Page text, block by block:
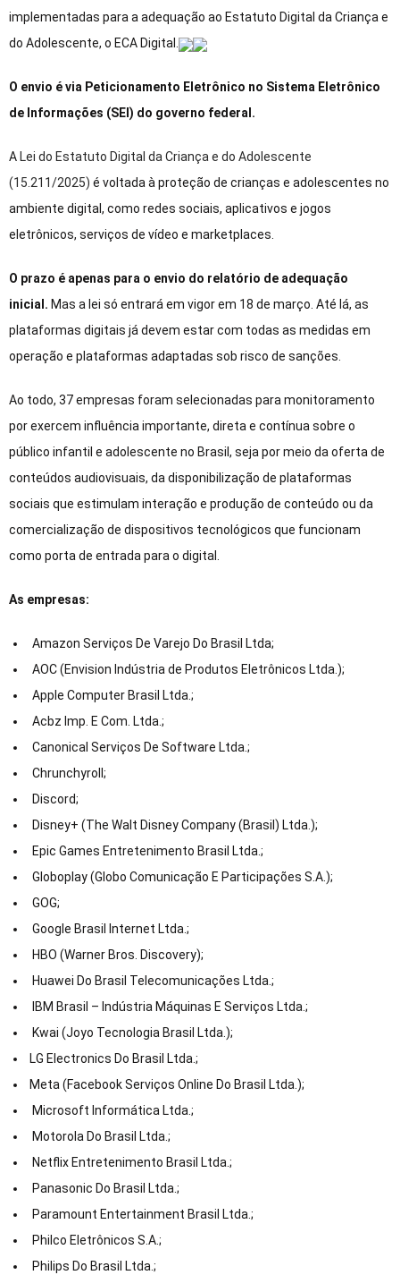
implementadas para a adequação ao Estatuto Digital da Criança e
do Adolescente, o ECA Digital.
O envio é via Peticionamento Eletrônico no Sistema Eletrônico
de Informações (SEI) do governo federal.
A Lei do Estatuto Digital da Criança e do Adolescente
(15.211/2025) é voltada à proteção de crianças e adolescentes no
ambiente digital, como redes sociais, aplicativos e jogos
eletrônicos, serviços de vídeo e marketplaces.
O prazo é apenas para o envio do relatório de adequação
inicial. Mas a lei só entrará em vigor em 18 de março. Até lá, as
plataformas digitais já devem estar com todas as medidas em
operação e plataformas adaptadas sob risco de sanções.
Ao todo, 37 empresas foram selecionadas para monitoramento
por exercem influência importante, direta e contínua sobre o
público infantil e adolescente no Brasil, seja por meio da oferta de
conteúdos audiovisuais, da disponibilização de plataformas
sociais que estimulam interação e produção de conteúdo ou da
comercialização de dispositivos tecnológicos que funcionam
como porta de entrada para o digital.
As empresas:
Amazon Serviços De Varejo Do Brasil Ltda;
AOC (Envision Indústria de Produtos Eletrônicos Ltda.);
Apple Computer Brasil Ltda.;
Acbz Imp. E Com. Ltda.;
Canonical Serviços De Software Ltda.;
Chrunchyroll;
Discord;
Disney+ (The Walt Disney Company (Brasil) Ltda.);
Epic Games Entretenimento Brasil Ltda.;
Globoplay (Globo Comunicação E Participações S.A.);
GOG;
Google Brasil Internet Ltda.;
HBO (Warner Bros. Discovery);
Huawei Do Brasil Telecomunicações Ltda.;
IBM Brasil – Indústria Máquinas E Serviços Ltda.;
Kwai (Joyo Tecnologia Brasil Ltda.);
LG Electronics Do Brasil Ltda.;
Meta (Facebook Serviços Online Do Brasil Ltda.);
Microsoft Informática Ltda.;
Motorola Do Brasil Ltda.;
Netflix Entretenimento Brasil Ltda.;
Panasonic Do Brasil Ltda.;
Paramount Entertainment Brasil Ltda.;
Philco Eletrônicos S.A.;
Philips Do Brasil Ltda.;